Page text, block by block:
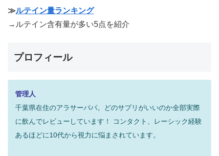
≫ルテイン量ランキング
→ルテイン含有量が多い5点を紹介
プロフィール
管理人
千葉県在住のアラサーパパ。どのサプリがいいのか全部実際
に飲んでレビューしています！
コンタクト、レーシック経験
あるほどに10代から視力に悩まされています。